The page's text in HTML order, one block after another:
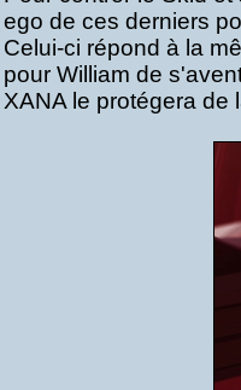
ego de ces derniers
Celui-ci répond à la
pour William de
XANA le protégera de